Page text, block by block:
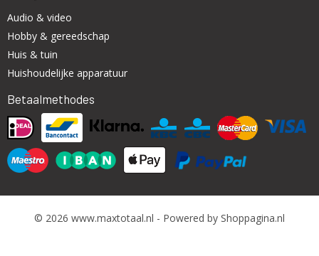
Audio & video
Hobby & gereedschap
Huis & tuin
Huishoudelijke apparatuur
Betaalmethodes
© 2026 www.maxtotaal.nl - Powered by Shoppagina.nl